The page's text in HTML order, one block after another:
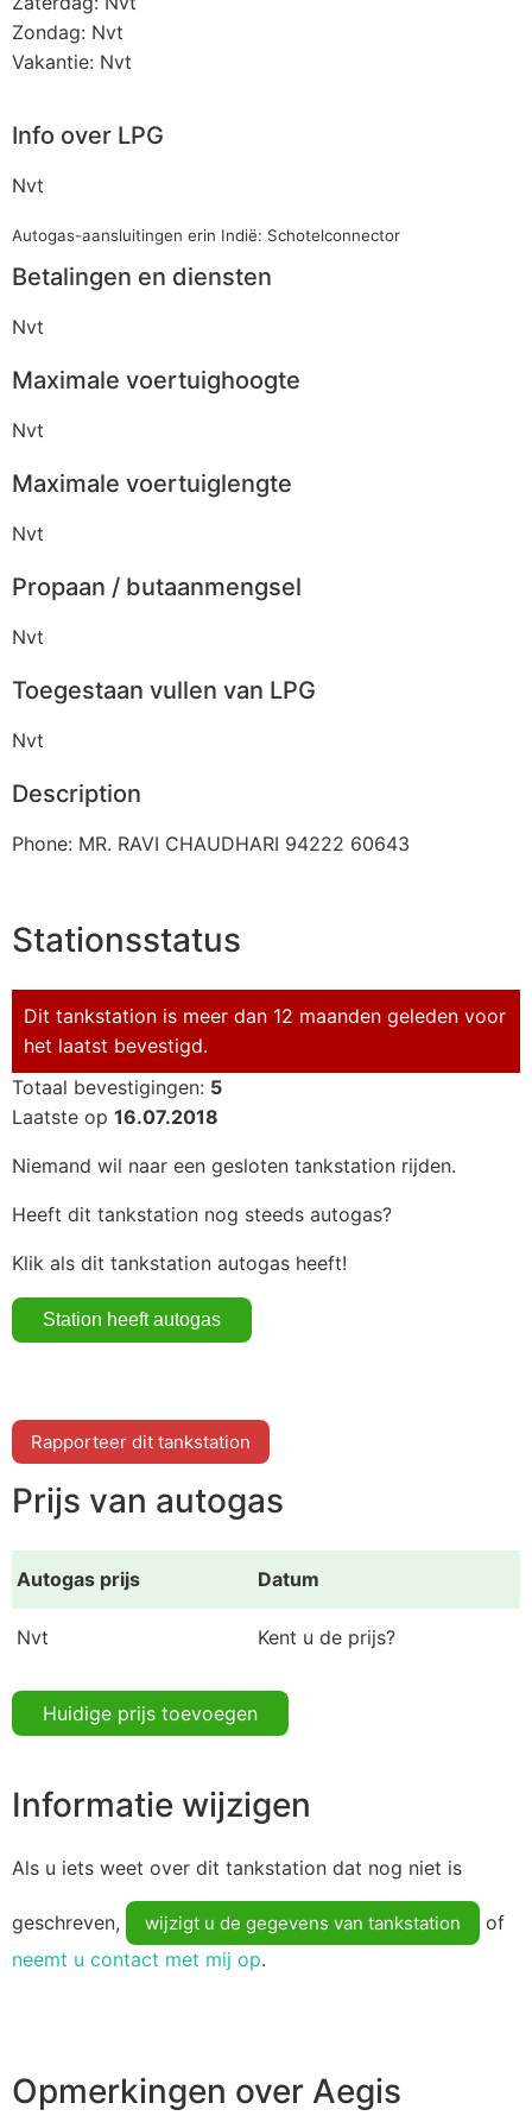
Zondag: Nvt
Vakantie: Nvt
Info over LPG
Nvt
Autogas-aansluitingen erin Indië: Schotelconnector
Betalingen en diensten
Nvt
Maximale voertuighoogte
Nvt
Maximale voertuiglengte
Nvt
Propaan / butaanmengsel
Nvt
Toegestaan vullen van LPG
Nvt
Description
Phone: MR. RAVI CHAUDHARI 94222 60643
Stationsstatus
Dit tankstation is meer dan 12 maanden geleden voor
het laatst bevestigd.
Totaal bevestigingen: 5
Laatste op 16.07.2018
Niemand wil naar een gesloten tankstation rijden.
Heeft dit tankstation nog steeds autogas?
Klik als dit tankstation autogas heeft!
Rapporteer dit tankstation
Prijs van autogas
Autogas prijs Datum
Nvt Kent u de prijs?
Huidige prijs toevoegen
Informatie wijzigen
Als u iets weet over dit tankstation dat nog niet is
geschreven, wijzigt u de gegevens van tankstation
of
neemt u contact met mij op.
Opmerkingen over Aegis